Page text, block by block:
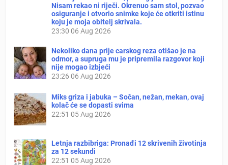
Nisam rekao ni riječi. Okrenuo sam stol, pozvao
osiguranje i otvorio snimke koje će otkriti istinu
koju je moja obitelj skrivala.
23:30 06 Aug 2026
Nekoliko dana prije carskog reza otišao je na
odmor, a supruga mu je pripremila razgovor koji
nije mogao izbjeći
23:26 06 Aug 2026
Miks griza i jabuka – Sočan, nežan, mekan, ovaj
kolač će se dopasti svima
22:51 05 Aug 2026
Letnja razbibriga: Pronađi 12 skrivenih životinja
za 12 sekundi
22:51 05 Aug 2026